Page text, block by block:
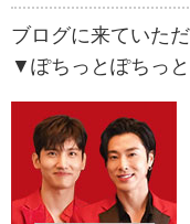
ブログに来ていた
▼ぽちっとぽちっ